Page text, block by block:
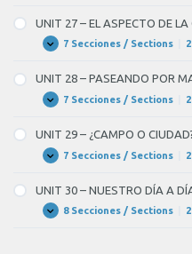
–
LOS
ESTUDIOS
RECUERDOS
UNIT 27 – EL ASPECTO DE LA
Expandir
UNIT
–
EL
ASPECTO
DE
GENTE
7 Secciones / Sections
UNIT 28 – PASEANDO POR
Expandir
UNIT
–
PASEANDO
POR
MADRID
7 Secciones / Sections
UNIT 29 – ¿CAMPO O
Expandir
UNIT
–
¿CAMPO
O
CIUDAD?
7 Secciones / Sections
UNIT 30 – NUESTRO DÍA A
Expandir
UNIT8 Secciones / Sections